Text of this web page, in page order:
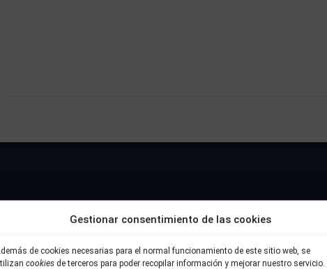
Gestionar consentimiento de las cookies
de cookies necesarias para el normal funcionamiento de este sitio web, se
cookies de terceros para poder recopilar información y mejorar nuestro servicio.
Público
Privado